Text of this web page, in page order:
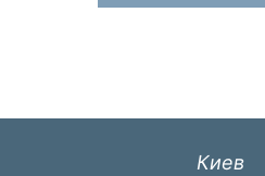
Киев